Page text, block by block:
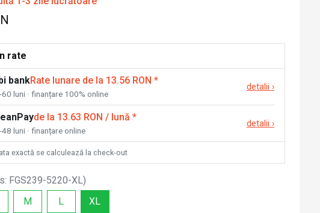
rate
bankRate lunare de la 13.56 RON *
luni · finanțare 100% online
detalii ›
de la 13.63 RON / lună *
luni · finanțare online
detalii ›
exactă se calculează la check-out
: FGS239-5220-XL)
M L XL